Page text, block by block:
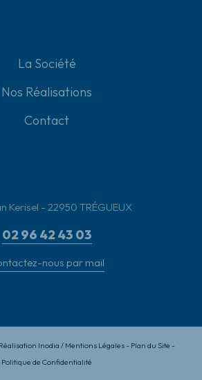
La Société
Nos Réalisations
Contact
Kerisel - 22950 TRÉGUEUX
02 96 42 43 03
nous par mail
Réalisation Inodia / Mentions Légales- Plan du Site -
Politique de Confidentialité